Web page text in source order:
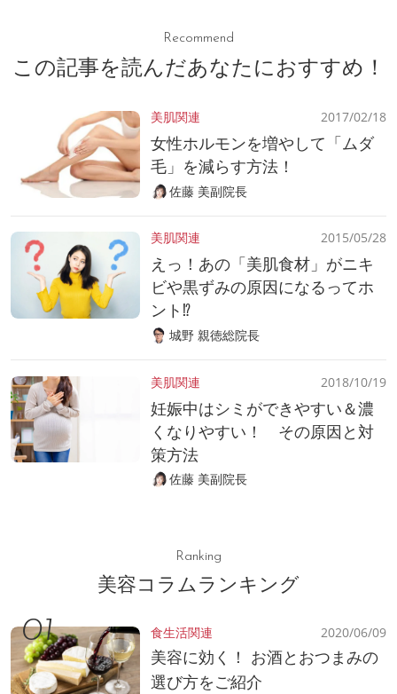
Recommend
この記事を読んだあなたにおすすめ！
美肌関連 2017/02/18
女性ホルモンを増やして「ムダ
毛」を減らす方法！
佐藤 美副院長
美肌関連 2015/05/28
えっ！あの「美肌食材」がニキ
ビや黒ずみの原因になるってホ
ント⁉
城野 親徳総院長
美肌関連 2018/10/19
妊娠中はシミができやすい＆濃
くなりやすい！ その原因と対
策方法
佐藤 美副院長
Ranking
美容コラムランキング
食生活関連 2020/06/09
美容に効く！ お酒とおつまみの
選び方をご紹介